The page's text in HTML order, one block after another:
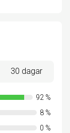
30 dagar
92%
8%
0 %